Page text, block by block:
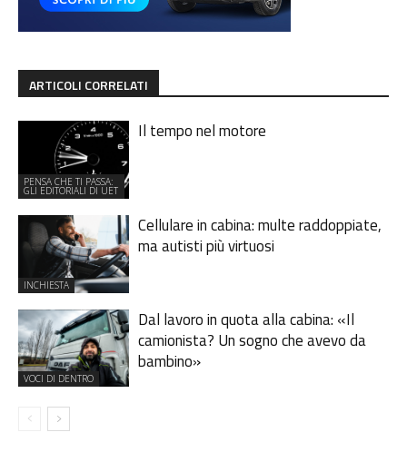
ARTICOLI CORRELATI
PENSA CHE TI PASSA:
GLI EDITORIALI DI UET
Il tempo nel motore
INCHIESTA
Cellulare in cabina: multe raddoppiate,
ma autisti più virtuosi
VOCI DI DENTRO
Dal lavoro in quota alla cabina: «Il
camionista? Un sogno che avevo da
bambino»